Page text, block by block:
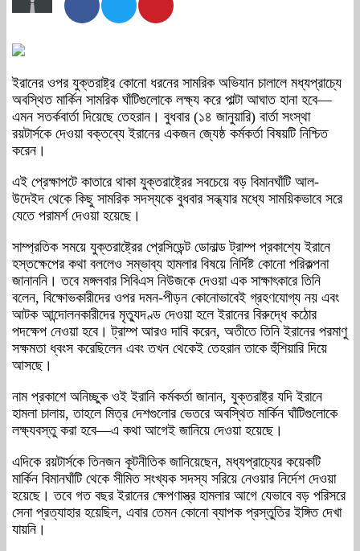
ইরানের ওপর যুক্তরাষ্ট্র কোনো ধরনের সামরিক অভিযান চালালে মধ্যপ্রাচ্যে
অবস্থিত মার্কিন সামরিক ঘাঁটিগুলোকে লক্ষ্য করে পাল্টা আঘাত হানা হবে—
এমন সতর্কবার্তা দিয়েছে তেহরান। বুধবার (১৪ জানুয়ারি) বার্তা সংস্থা
রয়টার্সকে দেওয়া বক্তব্যে ইরানের একজন জ্যেষ্ঠ কর্মকর্তা বিষয়টি নিশ্চিত
করেন।
এই প্রেক্ষাপটে কাতারে থাকা যুক্তরাষ্ট্রের সবচেয়ে বড় বিমানঘাঁটি আল-
উদেইদ থেকে কিছু সামরিক সদস্যকে বুধবার সন্ধ্যার মধ্যে সাময়িকভাবে সরে
যেতে পরামর্শ দেওয়া হয়েছে।
সাম্প্রতিক সময়ে যুক্তরাষ্ট্রের প্রেসিডেন্ট ডোনাল্ড ট্রাম্প প্রকাশ্যে ইরানে
হস্তক্ষেপের কথা বললেও সম্ভাব্য হামলার বিষয়ে নির্দিষ্ট কোনো পরিকল্পনা
জানাননি। তবে মঙ্গলবার সিবিএস নিউজকে দেওয়া এক সাক্ষাৎকারে তিনি
বলেন, বিক্ষোভকারীদের ওপর দমন-পীড়ন কোনোভাবেই গ্রহণযোগ্য নয় এবং
আটক আন্দোলনকারীদের মৃত্যুদণ্ড দেওয়া হলে ইরানের বিরুদ্ধে কঠোর
পদক্ষেপ নেওয়া হবে। ট্রাম্প আরও দাবি করেন, অতীতে তিনি ইরানের পরমাণু
সক্ষমতা ধ্বংস করেছিলেন এবং তখন থেকেই তেহরান তাকে হুঁশিয়ারি দিয়ে
আসছে।
নাম প্রকাশে অনিচ্ছুক ওই ইরানি কর্মকর্তা জানান, যুক্তরাষ্ট্র যদি ইরানে
হামলা চালায়, তাহলে মিত্র দেশগুলোর ভেতরে অবস্থিত মার্কিন ঘাঁটিগুলোকে
লক্ষ্যবস্তু করা হবে—এ কথা আগেই জানিয়ে দেওয়া হয়েছে।
এদিকে রয়টার্সকে তিনজন কূটনীতিক জানিয়েছেন, মধ্যপ্রাচ্যের কয়েকটি
মার্কিন বিমানঘাঁটি থেকে সীমিত সংখ্যক সদস্য সরিয়ে নেওয়ার নির্দেশ দেওয়া
হয়েছে। তবে গত বছর ইরানের ক্ষেপণাস্ত্র হামলার আগে যেভাবে বড় পরিসরে
সেনা প্রত্যাহার হয়েছিল, এবার তেমন কোনো ব্যাপক প্রস্তুতির ইঙ্গিত দেখা
যায়নি।